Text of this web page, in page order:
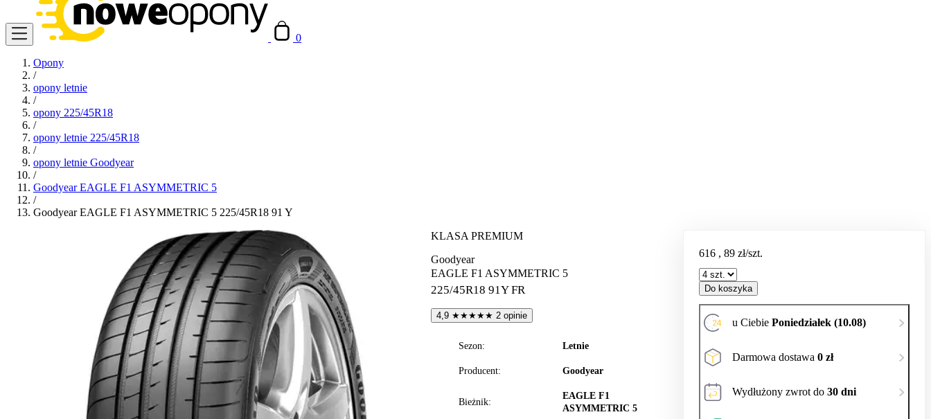
0
Opony
/
opony letnie
/
opony 225/45R18
/
opony letnie 225/45R18
/
opony letnie Goodyear
/
Goodyear EAGLE F1 ASYMMETRIC 5
/
Goodyear EAGLE F1 ASYMMETRIC 5 225/45R18 91 Y
KLASA PREMIUM
Goodyear
EAGLE F1 ASYMMETRIC 5
225/45R18 91Y FR
4,9 ★★★★★ 2 opinie
Sezon: Letnie
Producent: Goodyear
Bieżnik:
EAGLE F1
ASYMMETRIC 5
616 , 89 zł/szt.
Do koszyka
u Ciebie Poniedziałek (10.08)
Darmowa dostawa 0 zł
Wydłużony zwrot do 30 dni